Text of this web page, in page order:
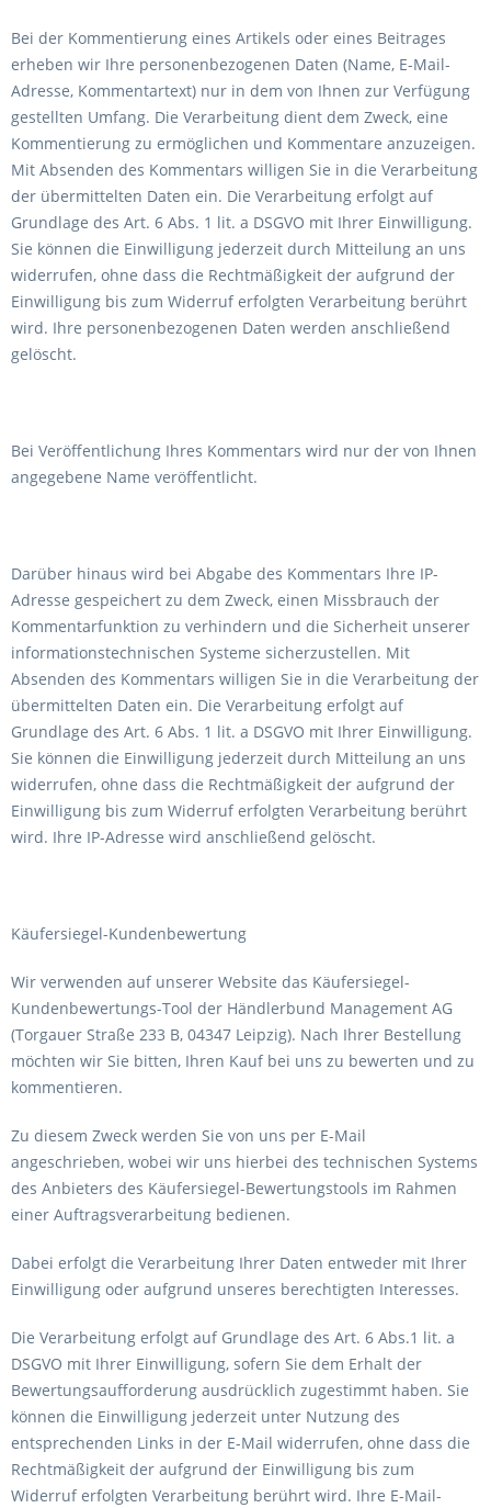
Bei der Kommentierung eines Artikels oder eines Beitrages
erheben wir Ihre personenbezogenen Daten (Name, E-Mail-
Adresse, Kommentartext) nur in dem von Ihnen zur Verfügung
gestellten Umfang. Die Verarbeitung dient dem Zweck, eine
Kommentierung zu ermöglichen und Kommentare anzuzeigen.
Mit Absenden des Kommentars willigen Sie in die Verarbeitung
der übermittelten Daten ein. Die Verarbeitung erfolgt auf
Grundlage des Art. 6 Abs. 1 lit. a DSGVO mit Ihrer Einwilligung.
Sie können die Einwilligung jederzeit durch Mitteilung an uns
widerrufen, ohne dass die Rechtmäßigkeit der aufgrund der
Einwilligung bis zum Widerruf erfolgten Verarbeitung berührt
wird. Ihre personenbezogenen Daten werden anschließend
gelöscht.
Bei Veröffentlichung Ihres Kommentars wird nur der von Ihnen
angegebene Name veröffentlicht.
Darüber hinaus wird bei Abgabe des Kommentars Ihre IP-
Adresse gespeichert zu dem Zweck, einen Missbrauch der
Kommentarfunktion zu verhindern und die Sicherheit unserer
informationstechnischen Systeme sicherzustellen. Mit
Absenden des Kommentars willigen Sie in die Verarbeitung der
übermittelten Daten ein. Die Verarbeitung erfolgt auf
Grundlage des Art. 6 Abs. 1 lit. a DSGVO mit Ihrer Einwilligung.
Sie können die Einwilligung jederzeit durch Mitteilung an uns
widerrufen, ohne dass die Rechtmäßigkeit der aufgrund der
Einwilligung bis zum Widerruf erfolgten Verarbeitung berührt
wird. Ihre IP-Adresse wird anschließend gelöscht.
Käufersiegel-Kundenbewertung
Wir verwenden auf unserer Website das Käufersiegel-
Kundenbewertungs-Tool der Händlerbund Management AG
(Torgauer Straße 233 B, 04347 Leipzig). Nach Ihrer Bestellung
möchten wir Sie bitten, Ihren Kauf bei uns zu bewerten und zu
kommentieren.
Zu diesem Zweck werden Sie von uns per E-Mail
angeschrieben, wobei wir uns hierbei des technischen Systems
des Anbieters des Käufersiegel-Bewertungstools im Rahmen
einer Auftragsverarbeitung bedienen.
Dabei erfolgt die Verarbeitung Ihrer Daten entweder mit Ihrer
Einwilligung oder aufgrund unseres berechtigten Interesses.
Die Verarbeitung erfolgt auf Grundlage des Art. 6 Abs.1 lit. a
DSGVO mit Ihrer Einwilligung, sofern Sie dem Erhalt der
Bewertungsaufforderung ausdrücklich zugestimmt haben. Sie
können die Einwilligung jederzeit unter Nutzung des
entsprechenden Links in der E-Mail widerrufen, ohne dass die
Rechtmäßigkeit der aufgrund der Einwilligung bis zum
Widerruf erfolgten Verarbeitung berührt wird. Ihre E-Mail-